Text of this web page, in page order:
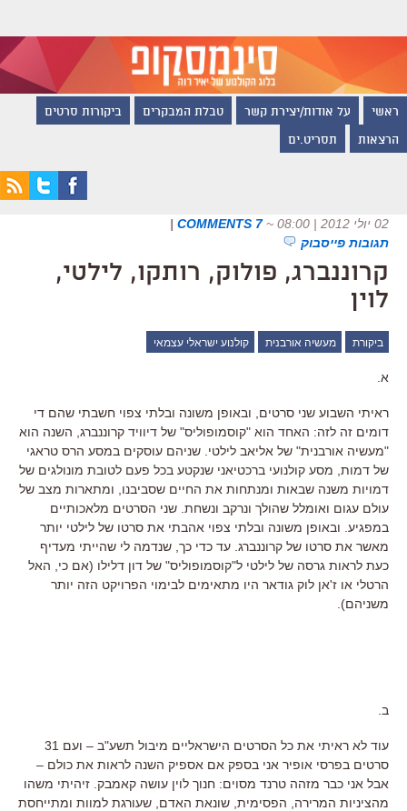
ראשי על אודות/יצירת קשר טבלת המבקרים ביקורות סרטים
הרצאות תסריט.ים
02 יולי 2012 | 08:00 ~
7 COMMENTS
|
תגובות פייסבוק
קרוננברג, פולוק, רותקו, לילטי,
לוין
ביקורת מעשיה אורבנית קולנוע ישראלי עצמאי
א.
ראיתי השבוע שני סרטים, ובאופן משונה ובלתי צפוי חשבתי שהם די
דומים זה לזה: האחד הוא "קוסמופוליס" של דיוויד קרוננברג, השנה הוא
"מעשיה אורבנית" של אליאב לילטי. שניהם עוסקים במסע הרס טראגי
של דמות, מסע קולנועי ברכטיאני שנקטע בכל פעם לטובת מונולגים של
דמויות משנה שבאות ומנתחות את החיים שסביבנו, ומתארות מצב של
עולם עגום ואומלל שהולך ונרקב ונשחת. שני הסרטים מלאכותיים
במפגיע. ובאופן משונה ובלתי צפוי אהבתי את סרטו של לילטי יותר
מאשר את סרטו של קרוננברג. עד כדי כך, שנדמה לי שהייתי מעדיף
כעת לראות גרסה של לילטי ל"קוסמופוליס" של דון דלילו (אם כי, האל
הרטלי או ז'אן לוק גודאר היו מתאימים לבימוי הפרויקט הזה יותר
משניהם).
ב.
עוד לא ראיתי את כל הסרטים הישראליים מיבול תשע"ב – ועם 31
סרטים בפרסי אופיר אני בספק אם אספיק השנה לראות את כולם –
אבל אני כבר מזהה טרנד מסוים: חנוך לוין עושה קאמבק. זיהיתי משהו
מהציניות המרירה, הפסימית, שונאת האדם, שעורגת למוות ומתייחסת